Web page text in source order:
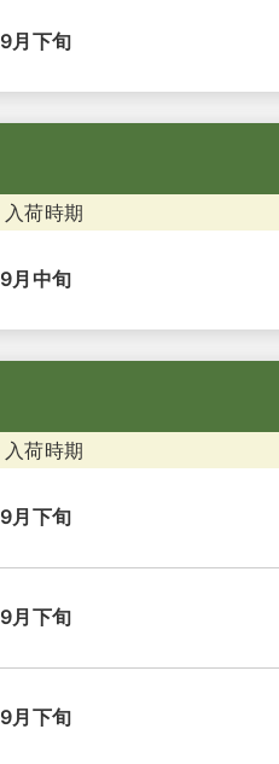
9月下旬
入荷時期
9月中旬
入荷時期
9月下旬
9月下旬
9月下旬